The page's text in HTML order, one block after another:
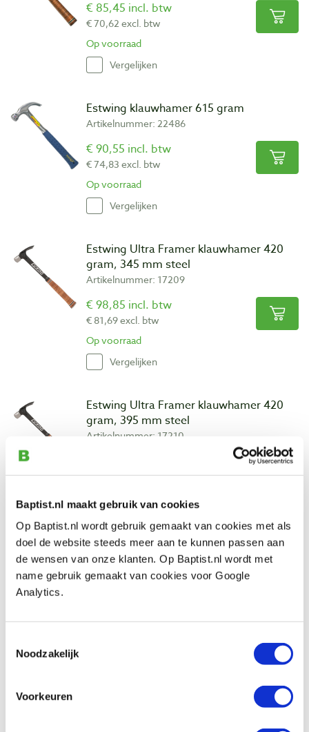
Baptist.nl maakt gebruik van cookies
Op Baptist.nl wordt gebruik gemaakt van cookies met als
doel de website steeds meer aan te kunnen passen aan
de wensen van onze klanten. Op Baptist.nl wordt met
name gebruik gemaakt van cookies voor Google
Analytics.
Noodzakelijk
Voorkeuren
€ 85,45 incl. btw
€ 70,62 excl. btw
Op voorraad
Vergelijken
Estwing klauwhamer 615 gram
Artikelnummer: 22486
€ 90,55 incl. btw
€ 74,83 excl. btw
Op voorraad
Vergelijken
Estwing Ultra Framer klauwhamer 420
gram, 345 mm steel
Artikelnummer: 17209
€ 98,85 incl. btw
€ 81,69 excl. btw
Op voorraad
Vergelijken
Estwing Ultra Framer klauwhamer 420
gram, 395 mm steel
Artikelnummer: 17210
€ 85,95 excl. btw
Estwing steigerhamer 600 gram
Artikelnummer: 21335